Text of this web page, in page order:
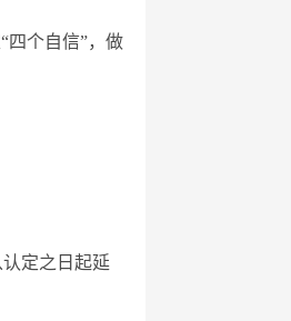
四个自信”，做
定之日起延